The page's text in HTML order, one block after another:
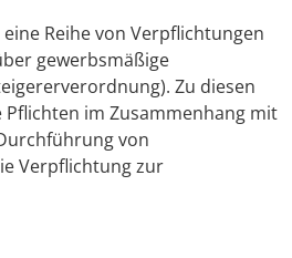
Reihe von Verpflichtungen
gewerbsmäßige
Zu diesen
Pflichten im Zusammenhang mit
von
Verpflichtung zur